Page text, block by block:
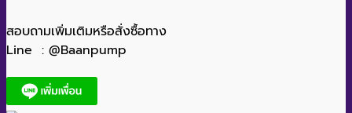
สอบถามเพิ่มเติมหรือสั่งซื้อทาง
Line : @Baanpump